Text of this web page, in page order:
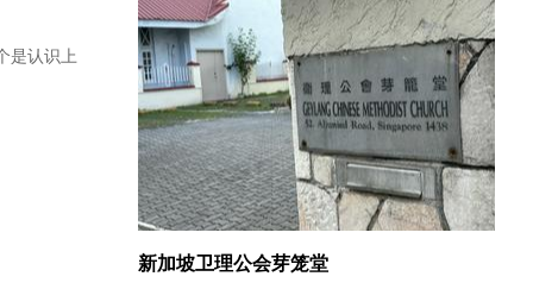
是认识上
新加坡卫理公会芽笼堂